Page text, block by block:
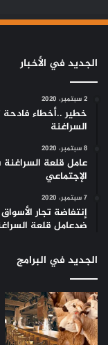
الجديد في الأخبار
2 سبتمبر، 2020
خطير ..أخطاء فادحة
السراغنة
8 سبتمبر، 2020
عامل قلعة السراغنة
الإجتماعي
7 سبتمبر، 2020
إنتفاضة تجار
ضدعامل قلعة
الجديد في البرامج